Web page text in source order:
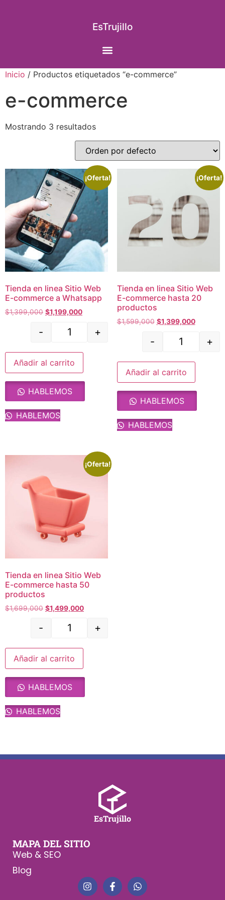
EsTrujillo
Inicio / Productos etiquetados “e-commerce”
e-commerce
Mostrando 3 resultados
¡Oferta!
Tienda en linea Sitio Web
E-commerce a Whatsapp
$1,399,000 $1,199,000
- +
Añadir al carrito
HABLEMOS
HABLEMOS
¡Oferta!
Tienda en linea Sitio Web
E-commerce hasta 20
productos
$1,599,000 $1,399,000
- +
Añadir al carrito
HABLEMOS
HABLEMOS
¡Oferta!
Tienda en linea Sitio Web
E-commerce hasta 50
productos
$1,699,000 $1,499,000
- +
Añadir al carrito
HABLEMOS
HABLEMOS
EsTrujillo
MAPA DEL SITIO
Web & SEO
Blog